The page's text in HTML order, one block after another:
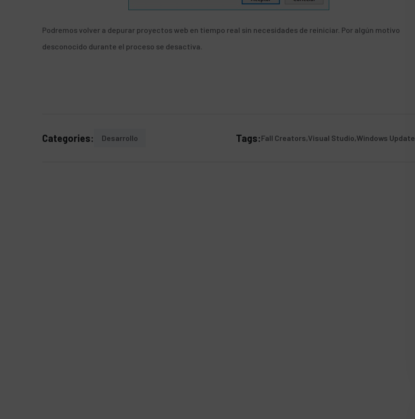
Podremos volver a depurar proyectos web en tiempo real sin necesidades de reiniciar. Por algún motivo
desconocido durante el proceso se desactiva.
Categories: Desarrollo Tags:Fall Creators Visual Studio Windows Update